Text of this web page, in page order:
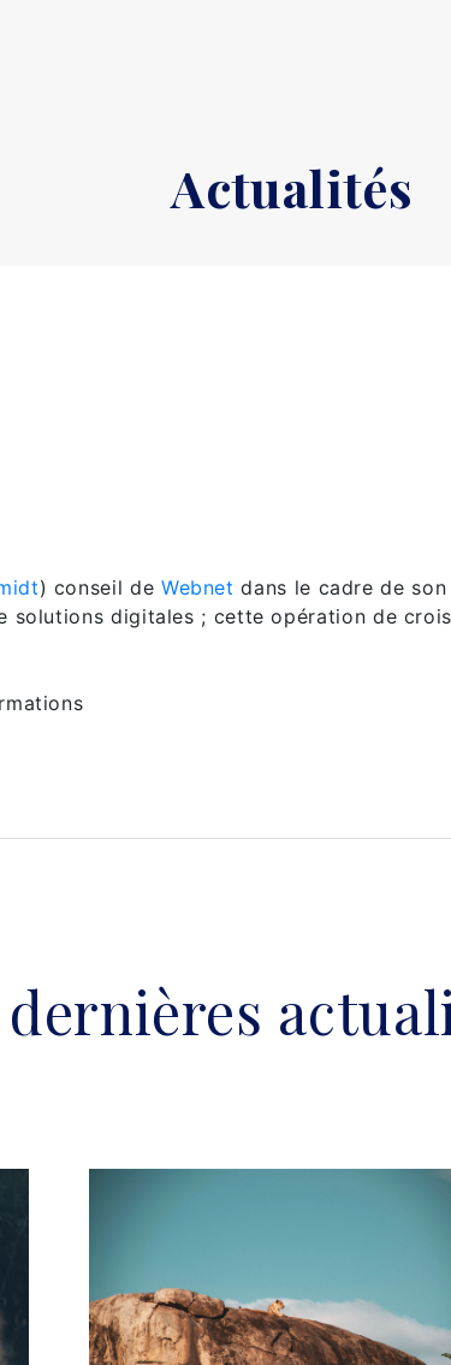
Actualités
) conseil de Webnet dans le cadre de
solutions digitales ; cette opération de